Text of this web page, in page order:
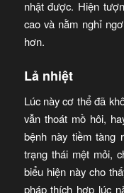
nhật được. Hiện
cao và nằm nghỉ
hơn.
Lả nhiệt
Lúc này cơ thể đã
vẫn thoát mồ hôi,
bệnh này tiềm tàng
trạng thái mệt mỏi,
biểu hiện này cho
pháp thích hợp lúc